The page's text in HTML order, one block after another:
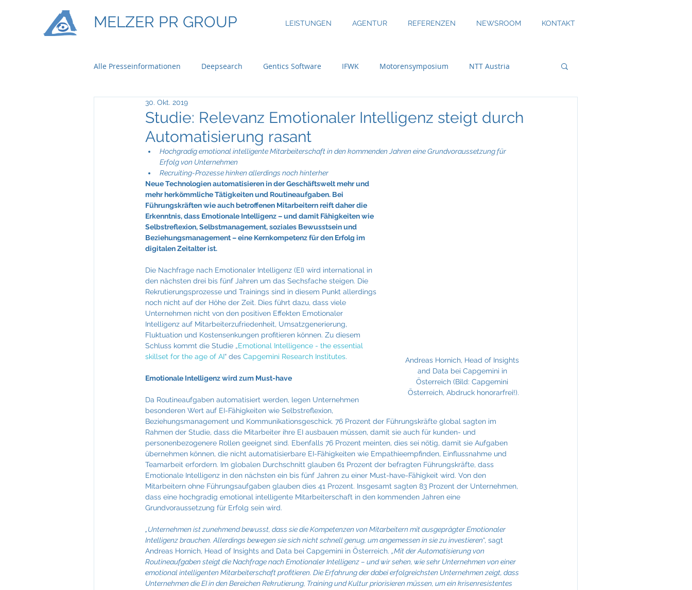
MELZER PR GROUP LEISTUNGEN AGENTUR REFERENZEN NEWSROOM KONTAKT
Alle Presseinformationen Deepsearch Gentics Software IFWK Motorensymposium NTT Austria
Ontime Logistics
Bau & Boden Immobilien Bauer Group Bossard BRP-Rotax Bundesinitiative eMobility
Braun Lockenhaus Capgemini CBRE Global Investors Chefsache
Feuerkultur Wieser FIABCI Fraunhofer Frigologo GGW Gruber
NTT Data
Studie: Relevanz Emotionaler Intelligenz steigt durch
Automatisierung rasant
30. Okt. 2019
Hochgradig emotional intelligente Mitarbeiterschaft in den kommenden Jahren eine Grundvoraussetzung für
Erfolg von Unternehmen
Recruiting-Prozesse hinken allerdings noch hinterher
Andreas Hornich, Head of Insights
and Data bei Capgemini in
Österreich (Bild: Capgemini
Österreich, Abdruck honorarfrei!).
Neue Technologien automatisieren in der Geschäftswelt mehr und
mehr herkömmliche Tätigkeiten und Routineaufgaben. Bei
Führungskräften wie auch betroffenen Mitarbeitern reift daher die
Erkenntnis, dass Emotionale Intelligenz – und damit Fähigkeiten wie
Selbstreflexion, Selbstmanagement, soziales Bewusstsein und
Beziehungsmanagement – eine Kernkompetenz für den Erfolg im
digitalen Zeitalter ist.
Die Nachfrage nach Emotionaler Intelligenz (EI) wird international in
den nächsten drei bis fünf Jahren um das Sechsfache steigen. Die
Rekrutierungsprozesse und Trainings sind in diesem Punkt allerdings
noch nicht auf der Höhe der Zeit. Dies führt dazu, dass viele
Unternehmen nicht von den positiven Effekten Emotionaler
Intelligenz auf Mitarbeiterzufriedenheit, Umsatzgenerierung,
Fluktuation und Kostensenkungen profitieren können. Zu diesem
Schluss kommt die Studie „Emotional Intelligence - the essential
skillset for the age of AI“ des Capgemini Research Institutes.
Emotionale Intelligenz wird zum Must-have
Da Routineaufgaben automatisiert werden, legen Unternehmen
besonderen Wert auf EI-Fähigkeiten wie Selbstreflexion,
Beziehungsmanagement und Kommunikationsgeschick. 76 Prozent der Führungskräfte global sagten im
Rahmen der Studie, dass die Mitarbeiter ihre EI ausbauen müssen, damit sie auch für kunden- und
personenbezogenere Rollen geeignet sind. Ebenfalls 76 Prozent meinten, dies sei nötig, damit sie Aufgaben
übernehmen können, die nicht automatisierbare EI-Fähigkeiten wie Empathieempfinden, Einflussnahme und
Teamarbeit erfordern. Im globalen Durchschnitt glauben 61 Prozent der befragten Führungskräfte, dass
Emotionale Intelligenz in den nächsten ein bis fünf Jahren zu einer Must-have-Fähigkeit wird. Von den
Mitarbeitern ohne Führungsaufgaben glauben dies 41 Prozent. Insgesamt sagten 83 Prozent der Unternehmen,
dass eine hochgradig emotional intelligente Mitarbeiterschaft in den kommenden Jahren eine
Grundvoraussetzung für Erfolg sein wird.
„Unternehmen ist zunehmend bewusst, dass sie die Kompetenzen von Mitarbeitern mit ausgeprägter Emotionaler
Intelligenz brauchen. Allerdings bewegen sie sich nicht schnell genug, um angemessen in sie zu investieren“, sagt
Andreas Hornich, Head of Insights and Data bei Capgemini in Österreich. „Mit der Automatisierung von
Routineaufgaben steigt die Nachfrage nach Emotionaler Intelligenz – und wir sehen, wie sehr Unternehmen von einer
emotional intelligenten Mitarbeiterschaft profitieren. Die Erfahrung der dabei erfolgreichsten Unternehmen zeigt, dass
Unternehmen die EI in den Bereichen Rekrutierung, Training und Kultur priorisieren müssen, um ein krisenresistentes